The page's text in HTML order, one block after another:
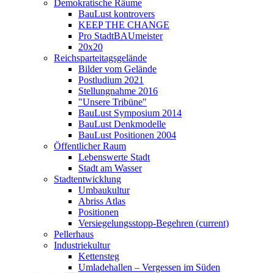
Demokratische Räume
BauLust kontrovers
KEEP THE CHANGE
Pro StadtBAUmeister
20x20
Reichsparteitagsgelände
Bilder vom Gelände
Postludium 2021
Stellungnahme 2016
"Unsere Tribüne"
BauLust Symposium 2014
BauLust Denkmodelle
BauLust Positionen 2004
Öffentlicher Raum
Lebenswerte Stadt
Stadt am Wasser
Stadtentwicklung
Umbaukultur
Abriss Atlas
Positionen
Versiegelungsstopp-Begehren (current)
Pellerhaus
Industriekultur
Kettensteg
Umladehallen – Vergessen im Süden